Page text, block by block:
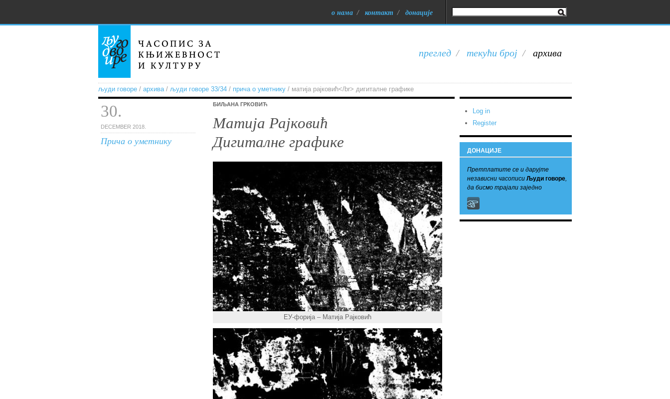
о нама / контакт / донације
преглед / текући број / архива
људи говоре / архива/ људи говоре 33/34 / прича о уметнику / матија рајковић</br> дигиталне графике
30.
DECEMBER 2018.
Прича о уметнику
БИЉАНА ГРКОВИЋ
Матија Рајковић
Дигиталне графике
ЕУ-форија – Матија Рајковић
Log in
Register
ДОНАЦИЈЕ
Претплатите се и дарујте
независни часописи Људи говоре,
да бисмо трајали заједно